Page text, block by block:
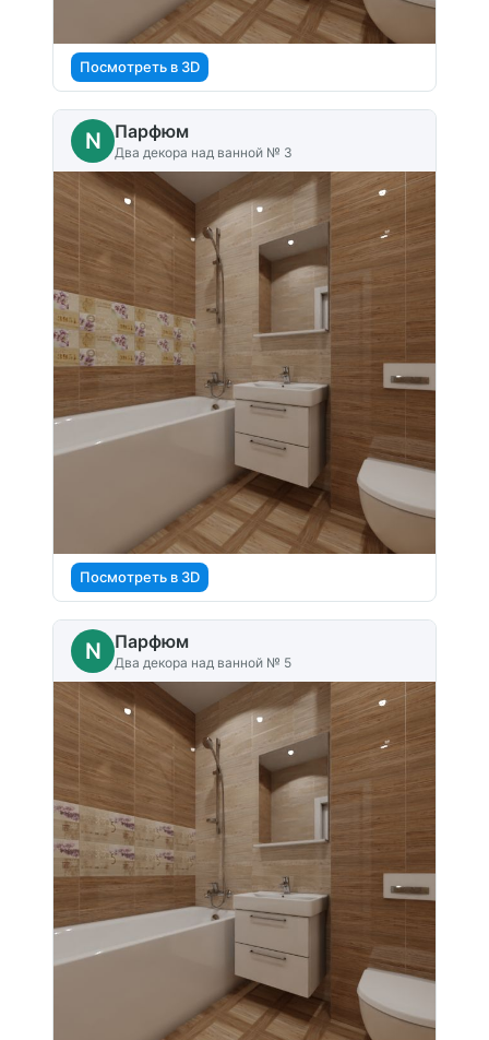
Посмотреть в 3D
N Парфюм
Два декора над ванной № 3
Посмотреть в 3D
N Парфюм
Два декора над ванной № 5